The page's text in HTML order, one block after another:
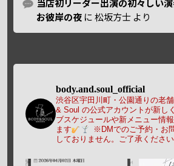
当店初リーダー出演の初々しい
お彼岸の夜 に松坂方士 より
body.and.soul_official
渋谷区宇田川町・公園通りの老
& Soul の公式アカウントが新し
ブスケジュールや新メニュー情
ます
※DMでのご予約・お
しておりません。ご了承ください